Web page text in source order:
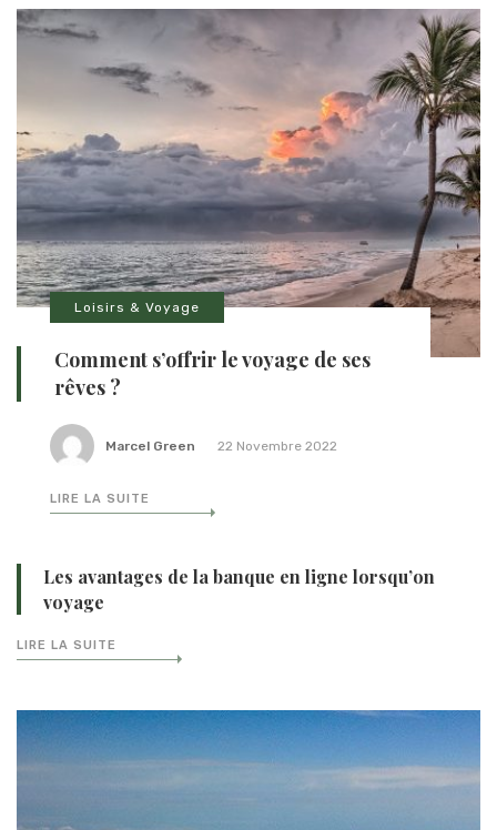
Loisirs & Voyage
Comment s’offrir le voyage de ses
rêves ?
Marcel Green 22 Novembre 2022
LIRE LA SUITE
Les avantages de la banque en ligne lorsqu’on
voyage
LIRE LA SUITE